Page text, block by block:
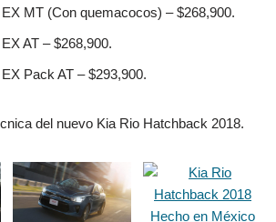
MT (Con quemacocos) – $268,900.
AT – $268,900.
Pack AT – $293,900.
del nuevo Kia Rio Hatchback 2018.